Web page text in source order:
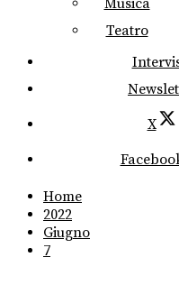
Musica
Teatro
X
Home
2022
Giugno
7